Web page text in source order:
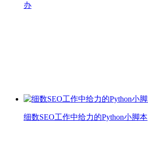
办
细数SEO工作中给力的Python小脚本